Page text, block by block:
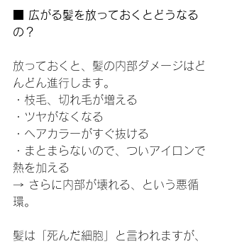
■ 広がる髪を放っておくとどうなる
の？
放っておくと、髪の内部ダメージはど
んどん進行します。
・枝毛、切れ毛が増える
・ツヤがなくなる
・ヘアカラーがすぐ抜ける
・まとまらないので、ついアイロンで
熱を加える
→ さらに内部が壊れる、という悪循
環。
髪は「死んだ細胞」と言われますが、